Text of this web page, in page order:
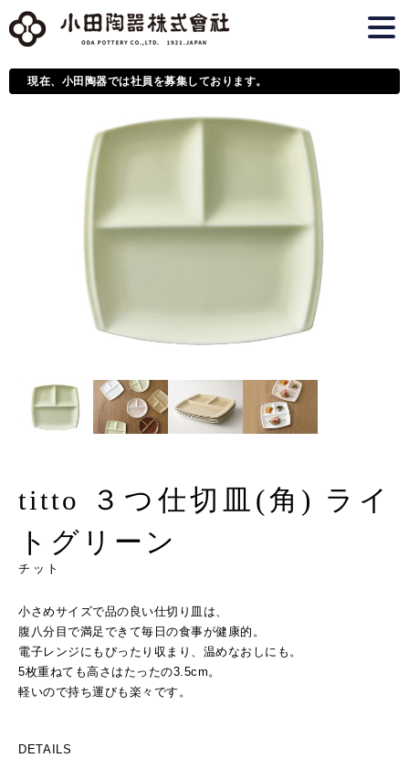
現在、小田陶器では社員を募集しております。
titto ３つ仕切皿(角) ライ
トグリーン
チット
小さめサイズで品の良い仕切り皿は、
腹八分目で満足できて毎日の食事が健康的。
電子レンジにもぴったり収まり、温めなおしにも。
5枚重ねても高さはたったの3.5cm。
軽いので持ち運びも楽々です。
DETAILS